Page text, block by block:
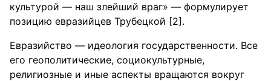
культурой — наш злейший враг» — формулирует
позицию евразийцев Трубецкой [2].
Евразийство — идеология государственности. Все
его геополитические, социокультурные,
религиозные и иные аспекты вращаются вокруг